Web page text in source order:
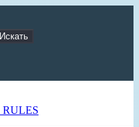
Искать